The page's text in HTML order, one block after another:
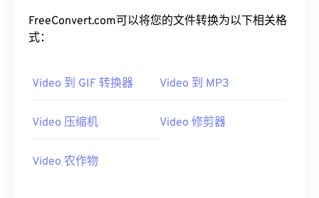
FreeConvert.com可以将您的文件转换为以下相关格
式：
Video 到 GIF 转换器 Video 到 MP3
Video 压缩机 Video 修剪器
Video 农作物